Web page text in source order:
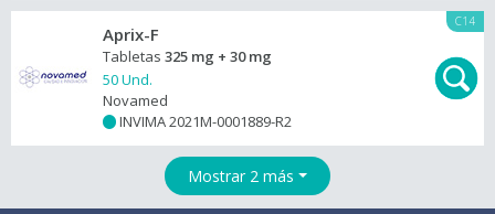
C14
Aprix-F
Tabletas 325 mg + 30 mg
50 Und.
Novamed
INVIMA 2021M-0001889-R2
Mostrar 2 más